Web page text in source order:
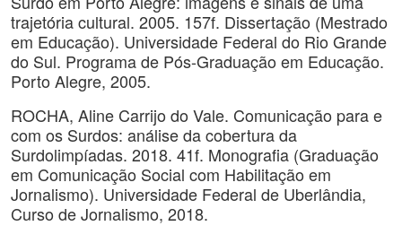
trajetória cultural. 2005. 157f. Dissertação (Mestrado
em Educação). Universidade Federal do Rio Grande
do Sul. Programa de Pós-Graduação em Educação.
Porto Alegre, 2005.
ROCHA, Aline Carrijo do Vale. Comunicação para e
com os Surdos: análise da cobertura da
Surdolimpíadas. 2018. 41f. Monografia (Graduação
em Comunicação Social com Habilitação em
Jornalismo). Universidade Federal de Uberlândia,
Curso de Jornalismo, 2018.